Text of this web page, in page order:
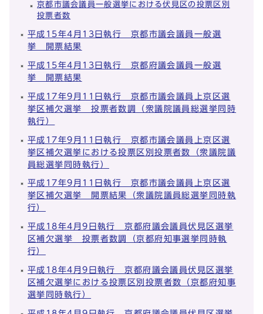
京都市議会議員一般選挙における伏見区の投票区別
投票者数
平成15年4月13日執行 京都市議会議員一般選
挙 開票結果
平成15年4月13日執行 京都府議会議員一般選
挙 開票結果
平成17年9月11日執行 京都市議会議員上京区選
挙区補欠選挙 投票者数調（衆議院議員総選挙同時
執行）
平成17年9月11日執行 京都市議会議員上京区選
挙区補欠選挙における投票区別投票者数（衆議院議
員総選挙同時執行）
平成17年9月11日執行 京都市議会議員上京区選
挙区補欠選挙 開票結果（衆議院議員総選挙同時執
行）
平成18年4月9日執行 京都府議会議員伏見区選挙
区補欠選挙 投票者数調（京都府知事選挙同時執
行）
平成18年4月9日執行 京都府議会議員伏見区選挙
区補欠選挙における投票区別投票者数（京都府知事
選挙同時執行）